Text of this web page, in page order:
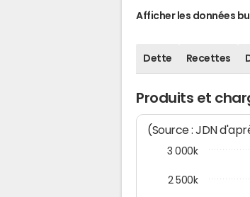
Afficher les données
Dette Recettes
Produits et
(Source : JDN
2 500k
3 000k